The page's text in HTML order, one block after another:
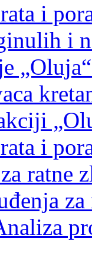
i
i
i
ratne